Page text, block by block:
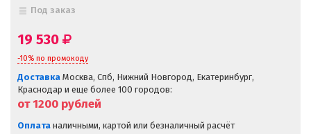
Под заказ
19 530
-10% по промокоду
Доставка Москва, Спб, Нижний Новгород, Екатеринбург,
Краснодар и еще более 100 городов:
от 1200 рублей
Оплата наличными, картой или безналичный расчёт